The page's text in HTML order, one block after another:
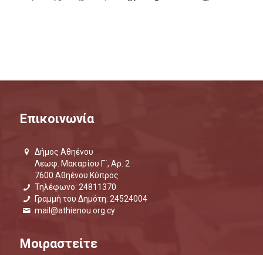
Επικοινωνία
Δήμος Αθηένου
Λεωφ. Μακαρίου Γ΄, Αρ. 2
7600 Αθηένου Κύπρος
Τηλέφωνο: 24811370
Γραμμή του Δημότη: 24524004
mail@athienou.org.cy
Μοιραστείτε